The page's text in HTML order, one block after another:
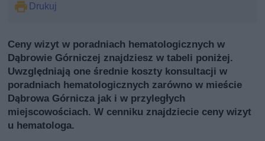
Drukuj
Ceny wizyt w poradniach hematologicznych w
Dąbrowie Górniczej znajdziesz w tabeli poniżej.
Uwzględniają one średnie koszty konsultacji w
poradniach hematologicznych zarówno w mieście
Dąbrowa Górnicza jak i w przyległych
miejscowościach. W cenniku znajdziecie ceny wizyt
u hematologa.